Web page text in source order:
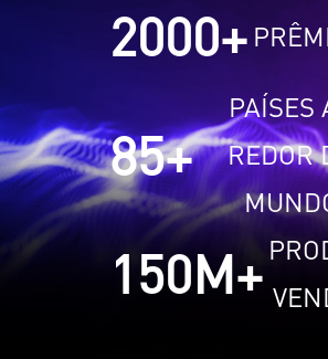
2000+
85+
PAÍSES
REDOR
150M+